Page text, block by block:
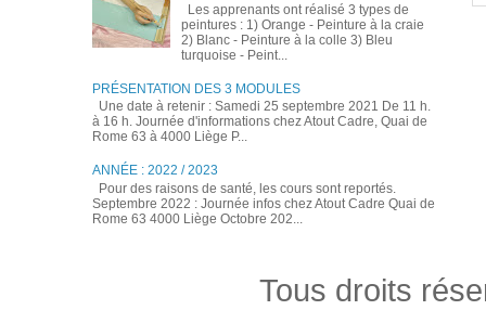
Les apprenants ont réalisé 3 types de
peintures : 1) Orange - Peinture à la craie
2) Blanc - Peinture à la colle 3) Bleu
turquoise - Peint...
PRÉSENTATION DES 3 MODULES
Une date à retenir : Samedi 25 septembre 2021 De 11 h.
à 16 h. Journée d'informations chez Atout Cadre, Quai de
Rome 63 à 4000 Liège P...
ANNÉE : 2022 / 2023
Pour des raisons de santé, les cours sont reportés.
Septembre 2022 : Journée infos chez Atout Cadre Quai de
Rome 63 4000 Liège Octobre 202...
Tous droits